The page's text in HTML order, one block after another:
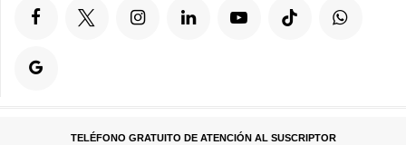
TELÉFONO GRATUITO DE ATENCIÓN AL SUSCRIPTOR